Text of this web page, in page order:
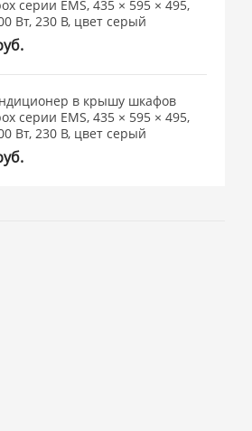
серии EMS, 435 × 595 × 495,
Вт, 230 В, цвет серый
в крышу шкафов
серии EMS, 435 × 595 × 495,
Вт, 230 В, цвет серый